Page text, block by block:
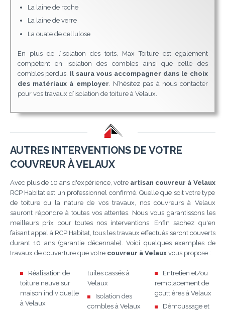
La laine de roche
La laine de verre
La ouate de cellulose
En plus de l’isolation des toits, Max Toiture est également
compétent en isolation des combles ainsi que celle des
combles perdus. Il saura vous accompagner dans le choix
des matériaux à employer. N’hésitez pas à nous contacter
pour vos travaux d’isolation de toiture à Velaux.
AUTRES INTERVENTIONS DE VOTRE
COUVREUR À VELAUX
Avec plus de 10 ans d'expérience, votre artisan couvreur à Velaux
RCP Habitat est un professionnel confirmé. Quelle que soit votre type
de toiture ou la nature de vos travaux, nos couvreurs à Velaux
sauront répondre à toutes vos attentes. Nous vous garantissons les
meilleurs prix pour toutes nos interventions. Enfin sachez qu'en
faisant appel à RCP Habitat, tous les travaux effectués seront couverts
durant 10 ans (garantie décennale). Voici quelques exemples de
travaux de couverture que votre couvreur à Velauxvous propose :
Réalisation de
toiture neuve sur
maison individuelle
à Velaux
tuiles cassés à
Velaux
Isolation des
combles à Velaux
Entretien et/ou
remplacement de
gouttières à Velaux
Démoussage et